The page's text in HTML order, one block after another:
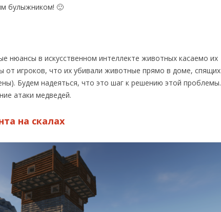
булыжником! 🙂
нюансы в искусственном интеллекте животных касаемо их
от игроков, что их убивали животные прямо в доме, спящих
Будем надеяться, что это шаг к решению этой проблемы.
атаки медведей.
на скалах